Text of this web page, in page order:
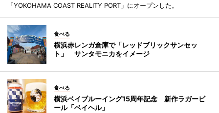
「YOKOHAMA COAST REALITY PORT」にオープンした。
食べる
横浜赤レンガ倉庫で「レッドブリックサンセッ
ト」 サンタモニカをイメージ
食べる
横浜ベイブルーイング15周年記念 新作ラガービ
ール「ベイヘル」